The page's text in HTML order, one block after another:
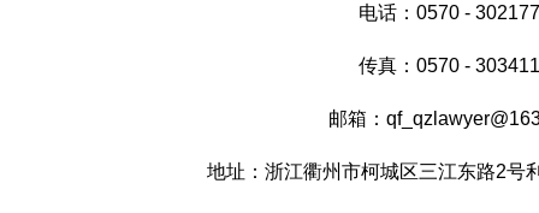
电话：0570 -
传真：0570 -
邮箱：
地址：浙江衢州市柯城区三江东路2号